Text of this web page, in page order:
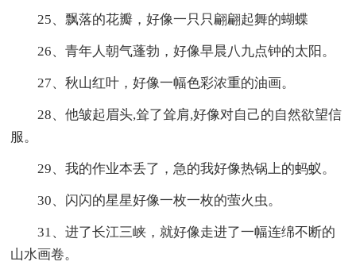
25、飘落的花瓣，好像一只只翩翩起舞的蝴蝶
26、青年人朝气蓬勃，好像早晨八九点钟的太阳。
27、秋山红叶，好像一幅色彩浓重的油画。
28、他皱起眉头,耸了耸肩,好像对自己的自然欲望信
服。
29、我的作业本丢了，急的我好像热锅上的蚂蚁。
30、闪闪的星星好像一枚一枚的萤火虫。
31、进了长江三峡，就好像走进了一幅连绵不断的
山水画卷。